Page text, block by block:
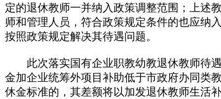
定的退休教师一并纳入政策调整范围；上述
师和管理人员，符合政策规定条件的也应纳
按照政策规定解决其待遇问题。
此次落实国有企业职教幼教退休教师待
金加企业统筹外项目补助低于市政府办同类
休金标准的，其差额将以加发退休教师生活